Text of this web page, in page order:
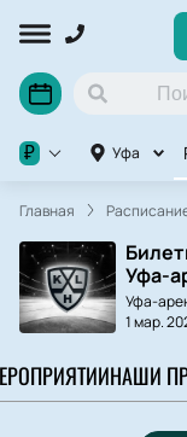
Уфа
₽
Главная
Уфа-
Уфа-
1 мар.
НАШИ